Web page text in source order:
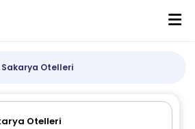
Sakarya Otelleri